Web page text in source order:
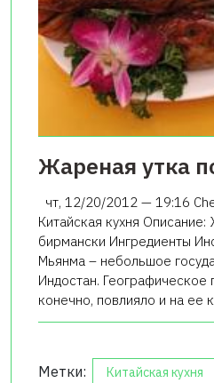
Жареная утка
чт, 12/20/2012 — 19:16
Китайская кухня
бирмански Ингредиенты
Мьянма – небольшое
Индостан.
конечно, повлияло и на ее
Метки: Китайская кухня